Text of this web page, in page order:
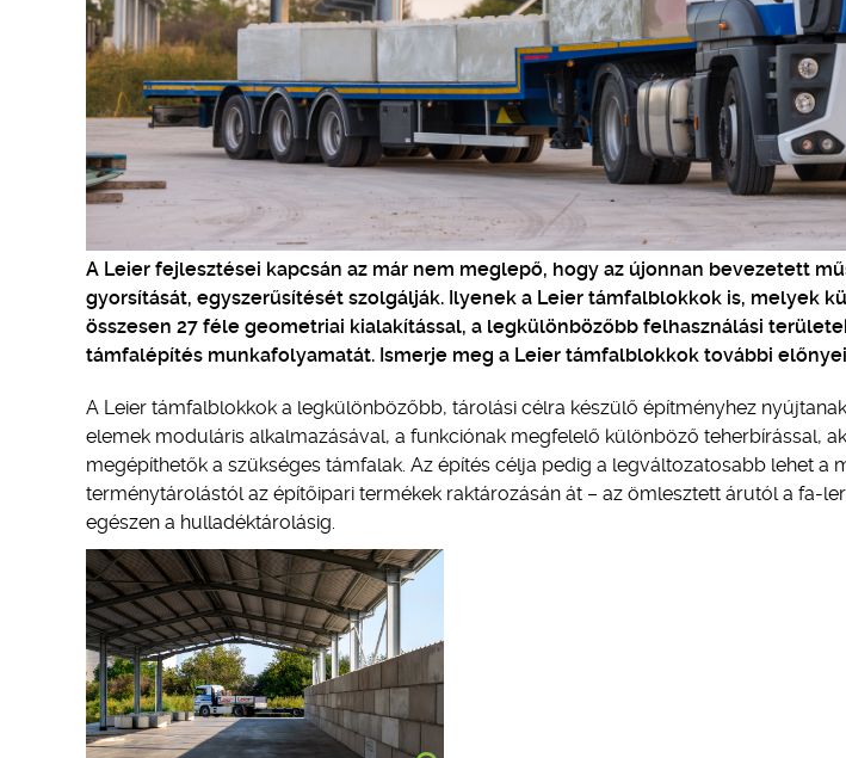
A Leier fejlesztései kapcsán az már nem meglepő, hogy az újonnan bevezetett
gyorsítását, egyszerűsítését szolgálják. Ilyenek a Leier támfalblokkok is, melyek
összesen 27 féle geometriai kialakítással, a legkülönbözőbb felhasználási
támfalépítés munkafolyamatát. Ismerje meg a Leier támfalblokkok további
A Leier támfalblokkok a legkülönbözőbb, tárolási célra készülő építményhez
elemek moduláris alkalmazásával, a funkciónak megfelelő különböző teherbírással,
megépíthetők a szükséges támfalak. Az építés célja pedig a legváltozatosabb lehet a
terménytárolástól az építőipari termékek raktározásán át – az ömlesztett árutól a fa-
egészen a hulladéktárolásig.